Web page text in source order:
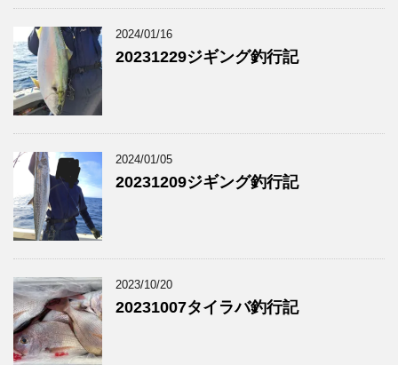
2024/01/16
20231229ジギング釣行記
2024/01/05
20231209ジギング釣行記
2023/10/20
20231007タイラバ釣行記